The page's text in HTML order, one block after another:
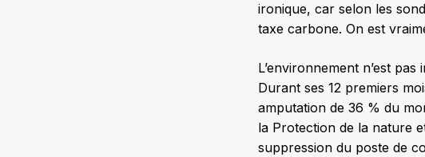
ironique, car selon les
taxe carbone. On est
L’environnement n’est
Durant ses 12 premiers
amputation de 36 % du
la Protection de la nature
suppression du poste de